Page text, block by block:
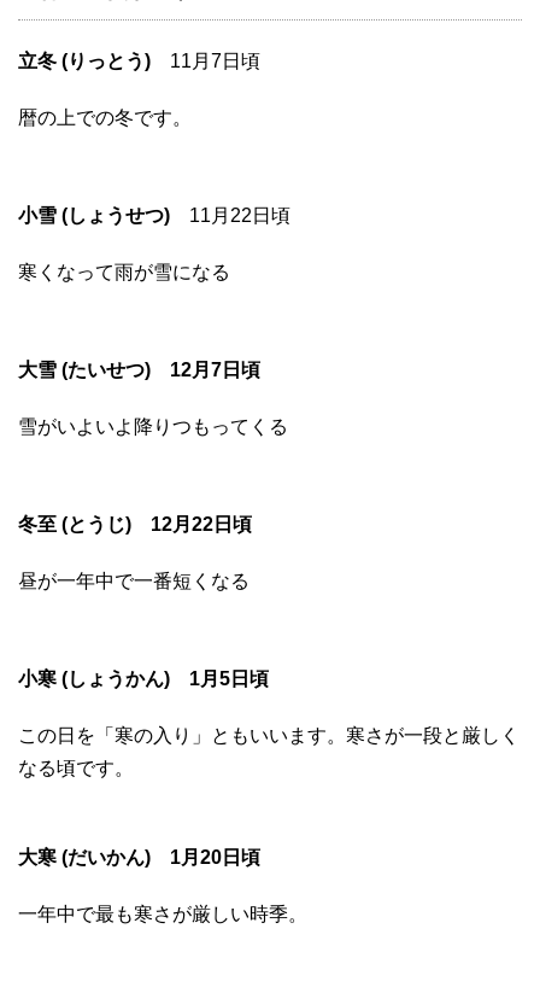
立冬 (りっとう) 11月7日頃
暦の上での冬です。
小雪 (しょうせつ) 11月22日頃
寒くなって雨が雪になる
大雪 (たいせつ) 12月7日頃
雪がいよいよ降りつもってくる
冬至 (とうじ) 12月22日頃
昼が一年中で一番短くなる
小寒 (しょうかん) 1月5日頃
この日を「寒の入り」ともいいます。寒さが一段と厳しく
なる頃です。
大寒 (だいかん) 1月20日頃
一年中で最も寒さが厳しい時季。